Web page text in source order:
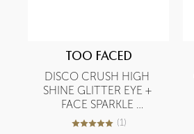
TOO FACED
DISCO CRUSH HIGH
SHINE GLITTER EYE +
FACE SPARKLE
Многофункциональный
5из 51 (1)